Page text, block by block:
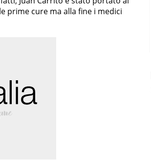
prime cure ma alla fine i medici